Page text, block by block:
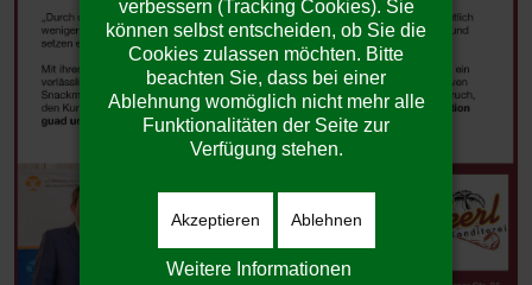
verbessern (Tracking Cookies). Sie
können selbst entscheiden, ob Sie die
Cookies zulassen möchten. Bitte
beachten Sie, dass bei einer
Ablehnung womöglich nicht mehr alle
Funktionalitäten der Seite zur
Verfügung stehen.
Akzeptieren Ablehnen
Weitere Informationen